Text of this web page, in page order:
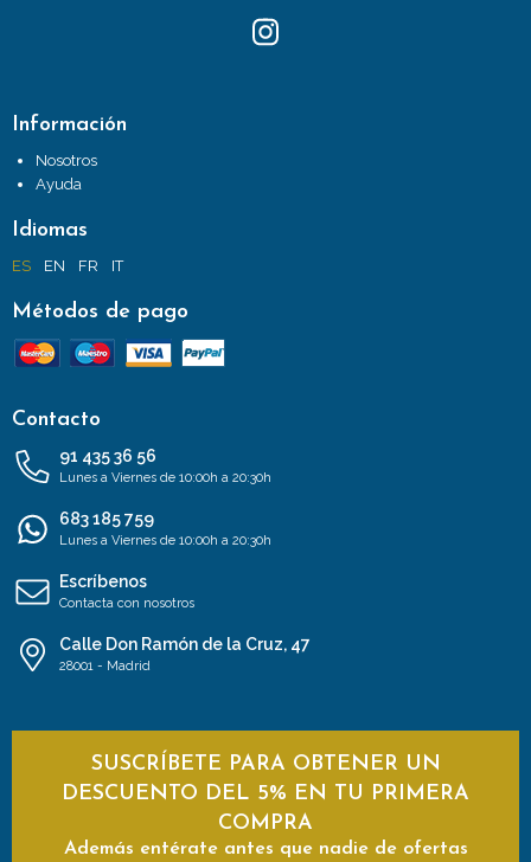
Información
Nosotros
Ayuda
Idiomas
ES EN FR IT
Métodos de pago
Contacto
91 435 36 56
Lunes a Viernes de 10:00h a 20:30h
683 185 759
Lunes a Viernes de 10:00h a 20:30h
Escríbenos
Contacta con nosotros
Calle Don Ramón de la Cruz, 47
28001 - Madrid
SUSCRÍBETE PARA OBTENER UN
DESCUENTO DEL 5% EN TU PRIMERA
COMPRA
Además entérate antes que nadie de ofertas